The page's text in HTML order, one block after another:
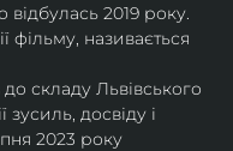
2019 року.
фільму, називається
до складу Львівського
досвіду і
2023 року